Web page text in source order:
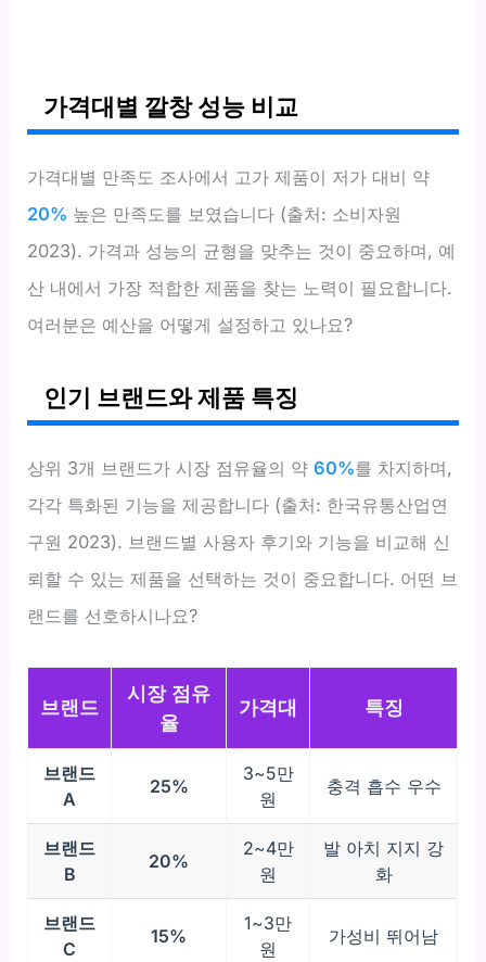
가격대별 깔창 성능 비교
가격대별 만족도 조사에서 고가 제품이 저가 대비 약
20% 높은 만족도를 보였습니다 (출처: 소비자원
2023). 가격과 성능의 균형을 맞추는 것이 중요하며, 예
산 내에서 가장 적합한 제품을 찾는 노력이 필요합니다.
여러분은 예산을 어떻게 설정하고 있나요?
인기 브랜드와 제품 특징
상위 3개 브랜드가 시장 점유율의 약60%를 차지하며,
각각 특화된 기능을 제공합니다 (출처: 한국유통산업연
구원 2023). 브랜드별 사용자 후기와 기능을 비교해 신
뢰할 수 있는 제품을 선택하는 것이 중요합니다. 어떤 브
랜드를 선호하시나요?
브랜드
시장 점유
율
가격대 특징
브랜드
A
25%
3~5만
원
충격 흡수 우수
브랜드
B
20%
2~4만
원
발 아치 지지 강
화
브랜드
C
15%
1~3만
원
가성비 뛰어남